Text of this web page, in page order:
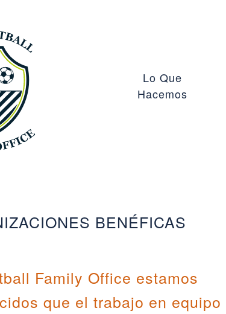
Lo Que
Hacemos
BENÉFICAS
Family Office estamos
que el trabajo en equipo